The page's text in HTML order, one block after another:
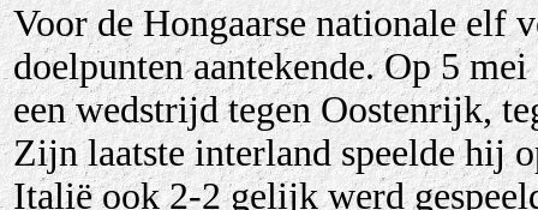
Voor de Hongaarse nationale
doelpunten aantekende. Op 5
een wedstrijd tegen Oostenrijk,
Zijn laatste interland speelde hij
Italië ook 2-2 gelijk werd